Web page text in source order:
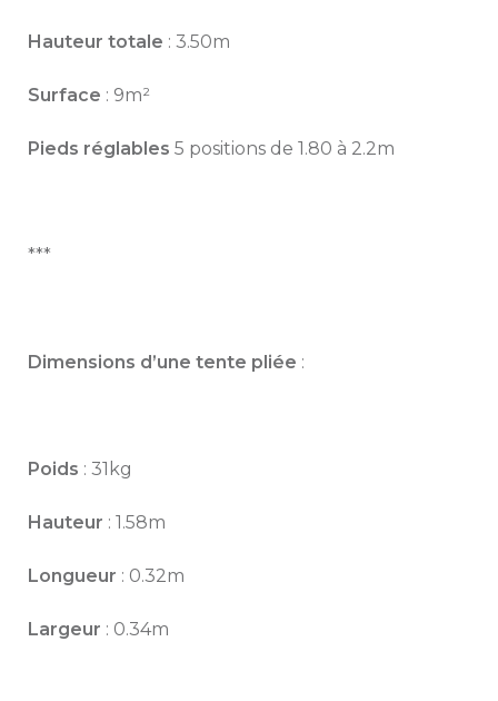
Hauteur totale : 3.50m
Surface : 9m²
Pieds réglables 5 positions de 1.80 à 2.2m
***
Dimensions d’une tente pliée :
Poids : 31kg
Hauteur : 1.58m
Longueur : 0.32m
Largeur : 0.34m